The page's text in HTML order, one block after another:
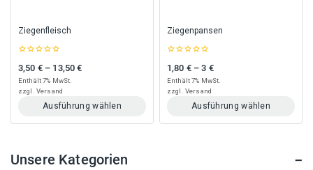
gewählt
gewählt
Ziegenfleisch
out
of
3,50 € – 13,50€Preisspanne: 3,50 € bis 13,50 €
Enthält 7% MwSt.
zzgl. Versand
Ausführung wählen
Dieses
mehrere
Ziegenpansen
out
of
1,80 € –3 €Preisspanne: 1,80 € bis 3 €
Enthält 7% MwSt.
zzgl. Versand
Ausführung wählen
Dieses
Unsere Kategorien